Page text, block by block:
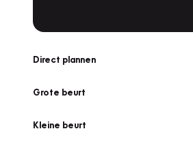
Direct plannen
Grote beurt
Kleine beurt